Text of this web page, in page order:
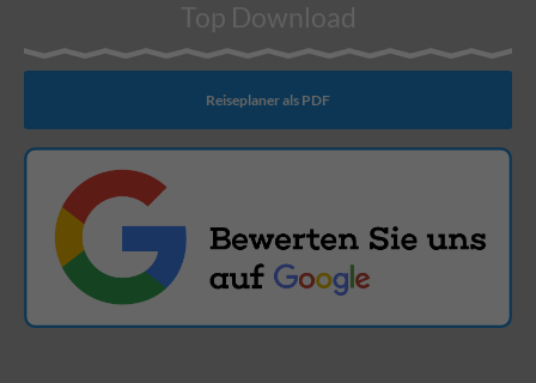
Top Download
Reiseplaner als PDF